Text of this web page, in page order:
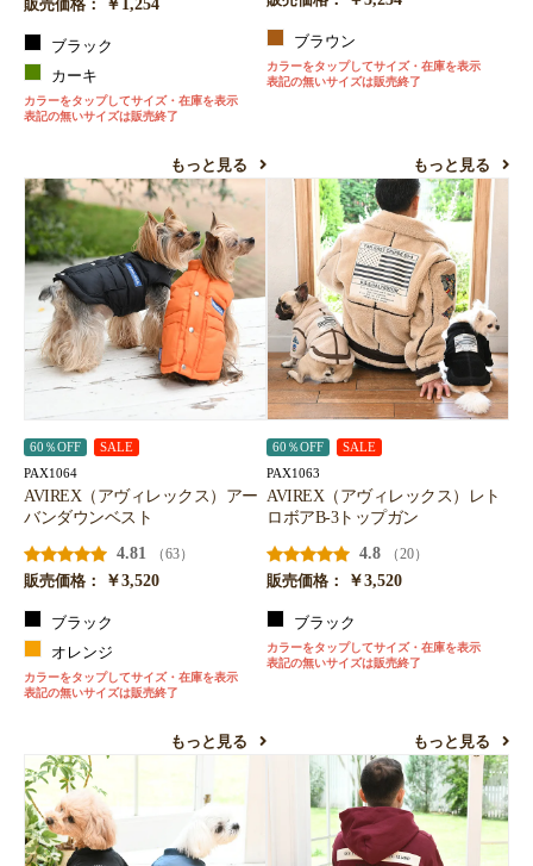
販売価格： ￥1,254
ブラック
カーキ
カラーをタップしてサイズ・在庫を表示
表記の無いサイズは販売終了
もっと見る
ブラウン
カラーをタップしてサイズ・在庫を表示
表記の無いサイズは販売終了
もっと見る
60％OFF SALE
PAX1064
AVIREX（アヴィレックス）アー
バンダウンベスト
4.81
（63）
販売価格：
￥3,520
ブラック
オレンジ
カラーをタップしてサイズ・在庫を表示
表記の無いサイズは販売終了
もっと見る
60％OFF SALE
PAX1063
AVIREX（アヴィレックス）レト
ロボアB-3トップガン
4.8
（20）
販売価格：
￥3,520
ブラック
カラーをタップしてサイズ・在庫を表示
表記の無いサイズは販売終了
もっと見る